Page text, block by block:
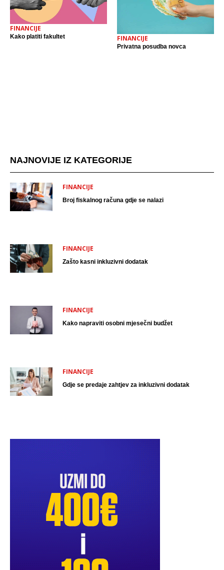
FINANCIJE
Kako platiti fakultet FINANCIJE
Privatna posudba novca
NAJNOVIJE IZ KATEGORIJE
FINANCIJE
Broj fiskalnog računa gdje se nalazi
FINANCIJE
Zašto kasni inkluzivni dodatak
FINANCIJE
Kako napraviti osobni mjesečni budžet
FINANCIJE
Gdje se predaje zahtjev za inkluzivni dodatak